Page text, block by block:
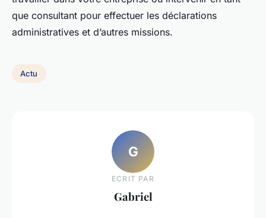
que consultant pour effectuer les déclarations
administratives et d’autres missions.
Actu
G
ECRIT PAR
Gabriel